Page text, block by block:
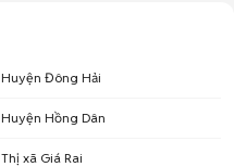
Huyện Đông Hải
Huyện Hồng Dân
Thị xã Giá Rai